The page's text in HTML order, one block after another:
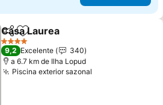
PartilharAdicionar aos favoritos
Casa Laurea
4 Estrelas
9,2 Excelente
340
a 6.7 km de Ilha Lopud
Piscina exterior sazonal